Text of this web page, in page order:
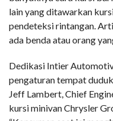
lain yang ditawarkan
pendeteksi rintangan.
ada benda atau orang
Dedikasi Intier
pengaturan tempat
Jeff Lambert, Chief
kursi minivan Chrysler